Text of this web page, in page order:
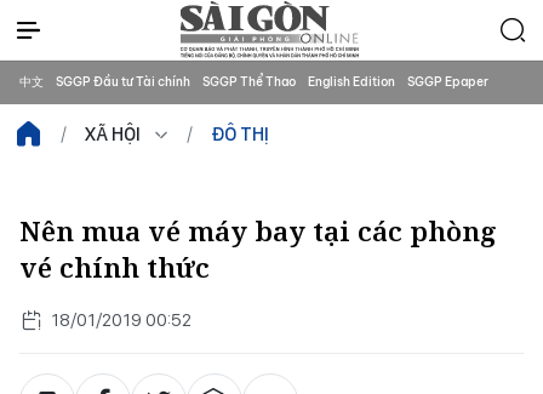
中文 SGGP Đầu tư Tài chính SGGP Thể Thao English Edition SGGP Epaper
XÃ HỘI ĐÔ THỊ
Nên mua vé máy bay tại các phòng
vé chính thức
18/01/2019 00:52